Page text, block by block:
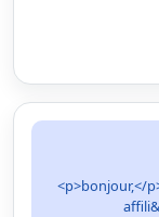
<p>bonjour,</